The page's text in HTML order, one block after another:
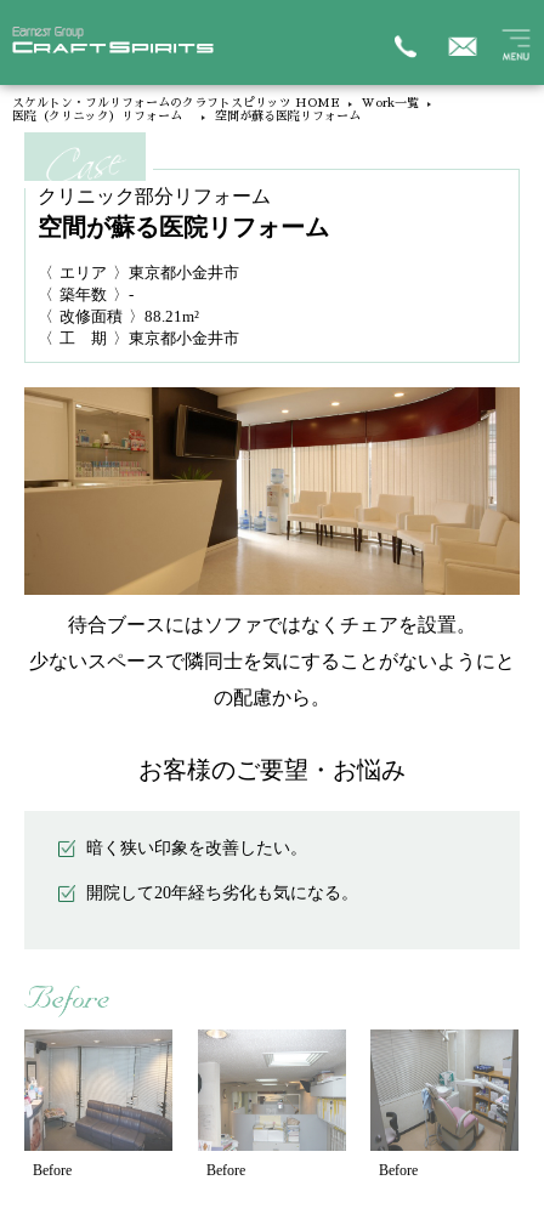
スケルトン・フルリフォームのクラフトスピリッツ HOME
Work一覧
医院（クリニック）リフォーム
空間が蘇る医院リフォーム
クリニック部分リフォーム
空間が蘇る医院リフォーム
〈 エリア 〉東京都小金井市
〈 築年数 〉-
〈 改修面積 〉88.21m²
〈 工 期 〉東京都小金井市
待合ブースにはソファではなくチェアを設置。
少ないスペースで隣同士を気にすることがないようにと
の配慮から。
お客様のご要望・お悩み
暗く狭い印象を改善したい。
開院して20年経ち劣化も気になる。
Before Before Before